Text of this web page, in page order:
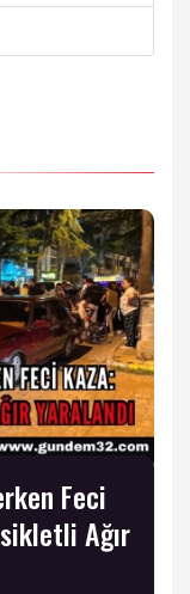
Feci
Ağır